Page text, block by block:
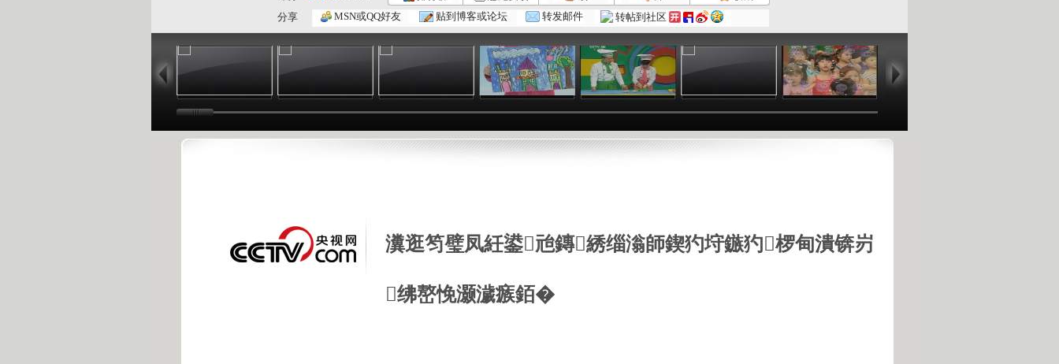
分享
MSN或QQ好友 贴到博客或论坛 转发邮件 转帖到社区
02:33 02:17 01:49 02:34 10:13 04:59 02:18
瀵逛笉璧凤紝鍙兘鏄綉缁滃師鍥犳垨鏃犳椤甸潰锛岃
绋嶅悗灏濊瘯銆�